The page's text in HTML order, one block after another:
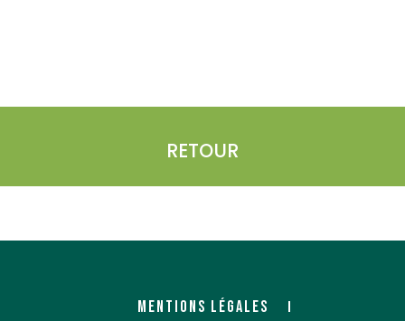
RETOUR
MENTIONS LÉGALES